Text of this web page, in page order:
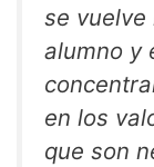
se
alumno y
en los
que son